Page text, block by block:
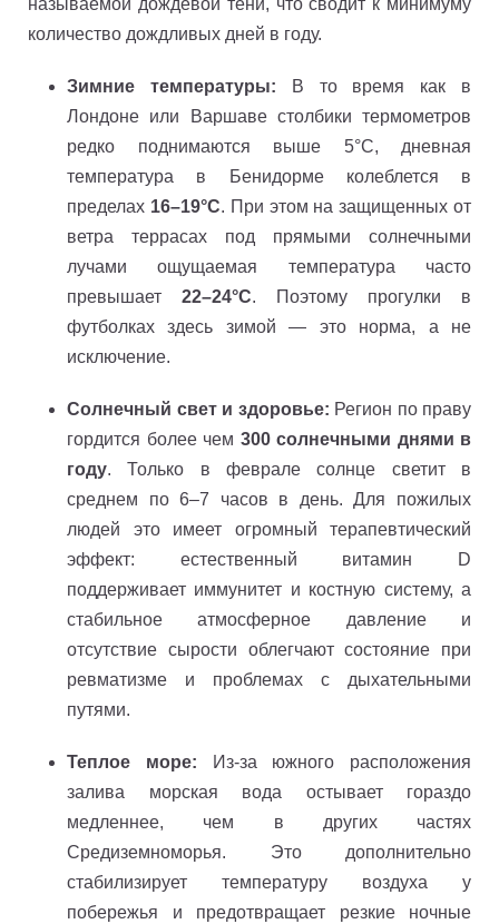
называемой дождевой тени, что сводит к минимуму
количество дождливых дней в году.
Зимние температуры: В то время как в
Лондоне или Варшаве столбики термометров
редко поднимаются выше 5°C, дневная
температура в Бенидорме колеблется в
пределах 16–19°C. При этом на защищенных от
ветра террасах под прямыми солнечными
лучами ощущаемая температура часто
превышает 22–24°C. Поэтому прогулки в
футболках здесь зимой — это норма, а не
исключение.
Солнечный свет и здоровье: Регион по праву
гордится более чем 300 солнечными днями в
году. Только в феврале солнце светит в
среднем по 6–7 часов в день. Для пожилых
людей это имеет огромный терапевтический
эффект: естественный витамин D
поддерживает иммунитет и костную систему, а
стабильное атмосферное давление и
отсутствие сырости облегчают состояние при
ревматизме и проблемах с дыхательными
путями.
Теплое море: Из-за южного расположения
залива морская вода остывает гораздо
медленнее, чем в других частях
Средиземноморья. Это дополнительно
стабилизирует температуру воздуха у
побережья и предотвращает резкие ночные